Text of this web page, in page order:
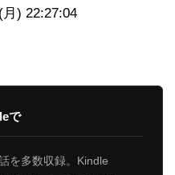
) 22:27:04
で
を多数収録。Kindle